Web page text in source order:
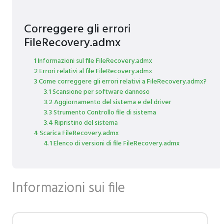
Correggere gli errori
FileRecovery.admx
1 Informazioni sul file FileRecovery.admx
2 Errori relativi al file FileRecovery.admx
3 Come correggere gli errori relativi a FileRecovery.admx?
3.1 Scansione per software dannoso
3.2 Aggiornamento del sistema e del driver
3.3 Strumento Controllo file di sistema
3.4 Ripristino del sistema
4 Scarica FileRecovery.admx
4.1 Elenco di versioni di file FileRecovery.admx
Informazioni sui file